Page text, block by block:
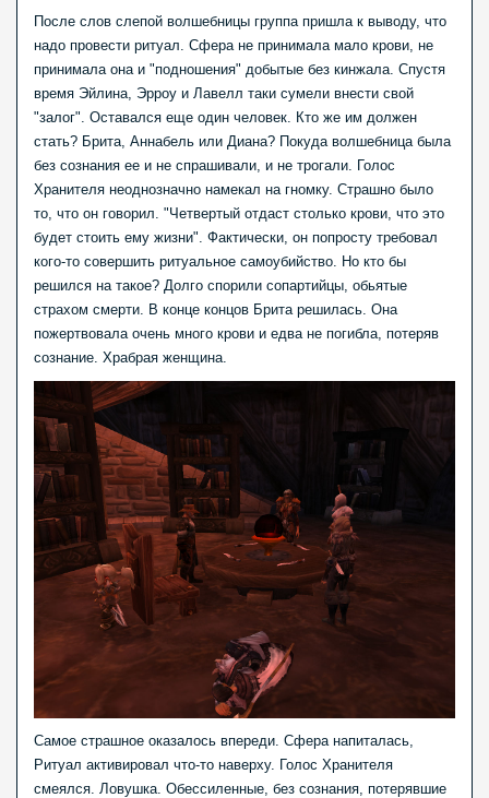
После слов слепой волшебницы группа пришла к выводу, что
надо провести ритуал. Сфера не принимала мало крови, не
принимала она и "подношения" добытые без кинжала. Спустя
время Эйлина, Эрроу и Лавелл таки сумели внести свой
"залог". Оставался еще один человек. Кто же им должен
стать? Брита, Аннабель или Диана? Покуда волшебница была
без сознания ее и не спрашивали, и не трогали. Голос
Хранителя неоднозначно намекал на гномку. Страшно было
то, что он говорил. "Четвертый отдаст столько крови, что это
будет стоить ему жизни". Фактически, он попросту требовал
кого-то совершить ритуальное самоубийство. Но кто бы
решился на такое? Долго спорили сопартийцы, обьятые
страхом смерти. В конце концов Брита решилась. Она
пожертвовала очень много крови и едва не погибла, потеряв
сознание. Храбрая женщина.
Самое страшное оказалось впереди. Сфера напиталась,
Ритуал активировал что-то наверху. Голос Хранителя
смеялся. Ловушка. Обессиленные, без сознания, потерявшие